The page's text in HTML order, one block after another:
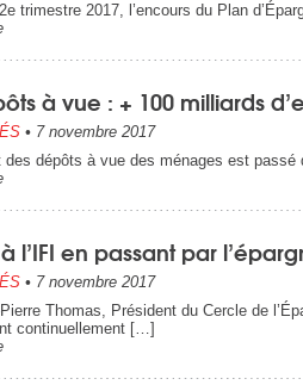
trimestre 2017, l’encours du Plan
à vue : + 100 milliards
• 7 novembre 2017
des dépôts à vue des ménages est
à l’IFI en passant par
• 7 novembre 2017
Thomas, Président du Cercle de
continuellement […]